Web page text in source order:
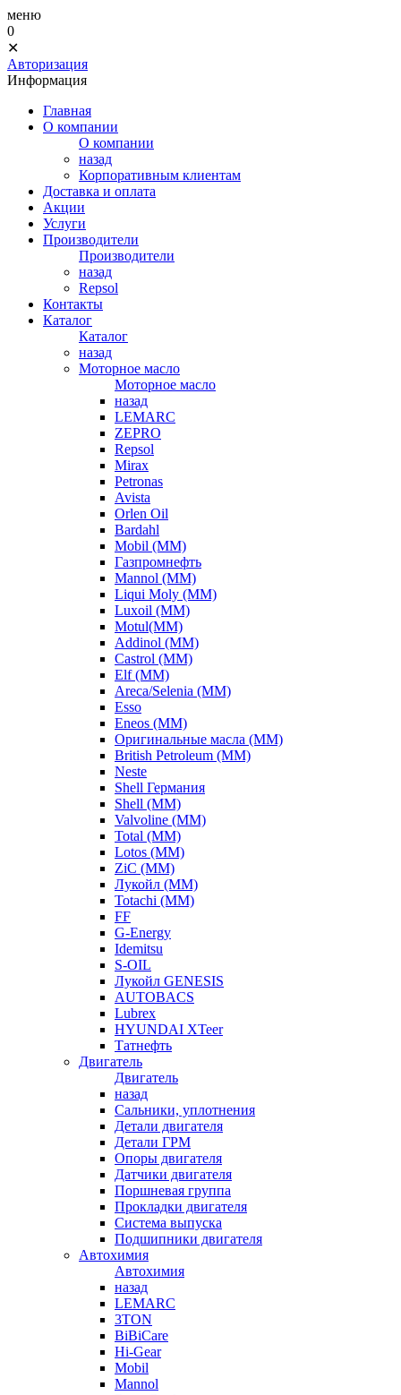
меню
0
✕
Авторизация
Информация
Главная
О компании
О компании
назад
Корпоративным клиентам
Доставка и оплата
Акции
Услуги
Производители
Производители
назад
Repsol
Контакты
Каталог
Каталог
назад
Моторное масло
Моторное масло
назад
LEMARC
ZEPRO
Repsol
Mirax
Petronas
Avista
Orlen Oil
Bardahl
Mobil (ММ)
Газпромнефть
Mannol (ММ)
Liqui Moly (ММ)
Luxoil (ММ)
Motul(ММ)
Addinol (ММ)
Castrol (ММ)
Elf (ММ)
Areca/Selenia (ММ)
Esso
Eneos (ММ)
Оригинальные масла (ММ)
British Petroleum (ММ)
Neste
Shell Германия
Shell (ММ)
Valvoline (ММ)
Total (ММ)
Lotos (ММ)
ZiC (ММ)
Лукойл (ММ)
Totachi (MM)
FF
G-Energy
Idemitsu
S-OIL
Лукойл GENESIS
AUTOBACS
Lubrex
HYUNDAI XTeer
Татнефть
Двигатель
Двигатель
назад
Сальники, уплотнения
Детали двигателя
Детали ГРМ
Опоры двигателя
Датчики двигателя
Поршневая группа
Прокладки двигателя
Система выпуска
Подшипники двигателя
Автохимия
Автохимия
назад
LEMARC
3TON
BiBiCare
Hi-Gear
Mobil
Mannol